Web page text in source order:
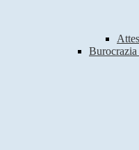
Burocrazia